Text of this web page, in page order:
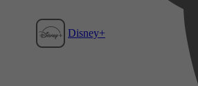
Disney+